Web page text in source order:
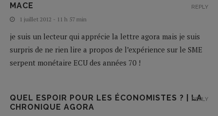
MACE
1 juillet 2012 - 11 h 57 min
je suis un lecteur qui apprécie la lettre agora mais je suis
surpris de ne rien lire a propos de l’expérience sur le SME
serpent monétaire ECU des années 70 !
REPLY
QUEL ESPOIR POUR LES ÉCONOMISTES ? | LA
CHRONIQUE AGORA
REPLY